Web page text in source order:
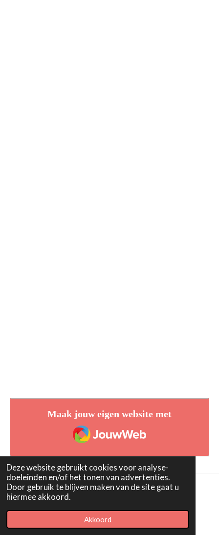
Deze website gebruikt cookies voor analyse-
doeleinden en/of het tonen van advertenties.
Door gebruik te blijven maken van de site gaat u
hiermee akkoord.
Akkoord
Maak jouw eigen website met
JouwWeb
© 2023 - 2026 OrgaandonatieAlert
Powered byJouwWeb